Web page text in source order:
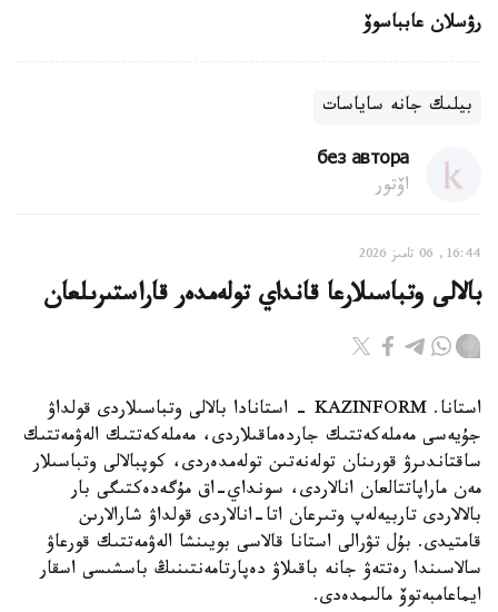
رۋسلان عابباسوۆ
بيلىك جانە ساياسات
без автора
اۆتور
16:44, 06 تامىز 2026
بالالى وتباسىلارعا قانداي تولەمدەر قاراستىرىلعان
استانا. KAZINFORM - استانادا بالالى وتباسىلاردى قولداۋ
جۇيەسى مەملەكەتتىك جاردەماقىلاردى، مەملەكەتتىك الەۋمەتتىك
ساقتاندىرۋ قورىنان تولەنەتىن تولەمدەردى، كوپبالالى وتباسىلار
مەن ماراپاتتالعان انالاردى، سونداي-اق مۇگەدەكتىگى بار
بالالاردى تاربيەلەپ وتىرعان اتا-انالاردى قولداۋ شارالارىن
قامتيدى. بۇل تۋرالى استانا قالاسى بويىنشا الەۋمەتتىك قورعاۋ
سالاسىندا رەتتەۋ جانە باقىلاۋ دەپارتامەنتىنىڭ باسشىسى اسقار
ايماعامبەتوۆ مالىمدەدى.